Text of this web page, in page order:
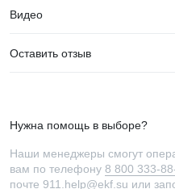
Видео
Оставить отзыв
Нужна помощь в выборе?
Наши менеджеры смогут
вам по телефону 8 800 333-
почте 911.help@ekf.su или